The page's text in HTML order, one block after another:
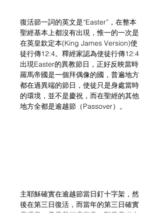
復活節一詞的英文是“Easter”，在整本
聖經基本上都沒有出現，惟一的一次是
在英皇欽定本(King James Version)使
徒行傳12:4。釋經家認為使徒行傳12:4
出現Easter的異教節日，正好反映當時
羅馬帝國是一個拜偶像的國，普遍地方
都在過異端的節日，使徒只是身處當時
的環境，並不是慶祝，而在聖經的其他
地方全都是逾越節（Passover）。
主耶穌確實在逾越節當日釘十字架，然
後在第三日復活，而當年的第三日確實
是週日，只是我們應留意，那日是猶太